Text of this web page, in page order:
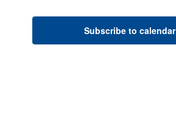
Subscribe to calendar